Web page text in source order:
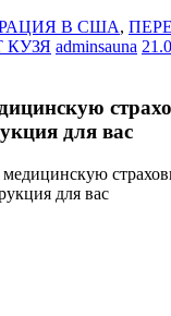
В США,
КУЗЯ adminsauna
для вас